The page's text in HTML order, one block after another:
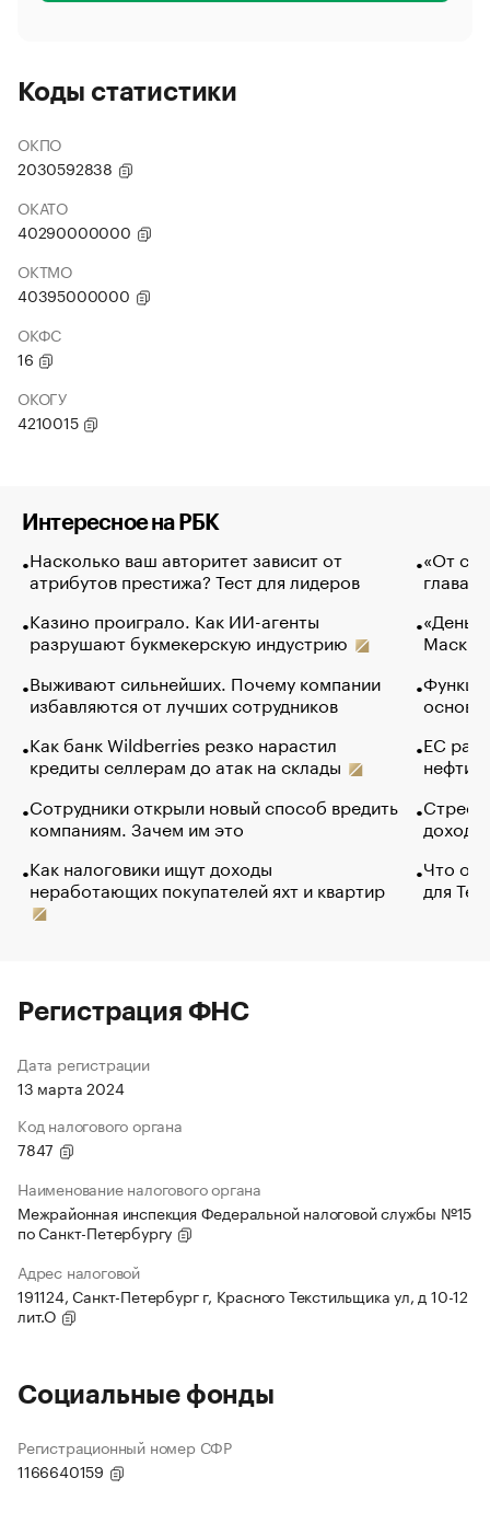
Коды статистики
ОКПО
2030592838
ОКАТО
40290000000
ОКТМО
40395000000
ОКФС
16
ОКОГУ
4210015
Интересное на РБК
Насколько ваш авторитет зависит от
атрибутов престижа? Тест для лидеров
Казино проиграло. Как ИИ-агенты
разрушают букмекерскую индустрию
Выживают сильнейших. Почему компании
избавляются от лучших сотрудников
Как банк Wildberries резко нарастил
кредиты селлерам до атак на склады
Сотрудники открыли новый способ вредить
компаниям. Зачем им это
Как налоговики ищут доходы
неработающих покупателей яхт и квартир
«От
глава
Маск в
основ
ЕС
нефти
Что
для
Регистрация ФНС
Дата регистрации
13 марта 2024
Код налогового органа
7847
Наименование налогового органа
Межрайонная инспекция Федеральной налоговой службы №15
по Санкт-Петербургу
Адрес налоговой
191124, Санкт-Петербург г, Красного Текстильщика ул, д 10-12
лит.О
Социальные фонды
Регистрационный номер СФР
1166640159